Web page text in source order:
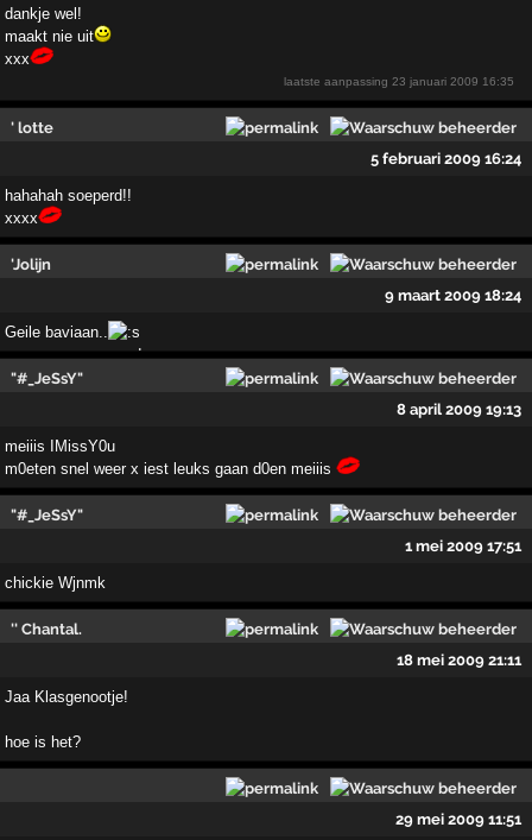
dankje wel!
maakt nie uit
xxx
laatste aanpassing23 januari 2009 16:35
' lotte
5 februari 2009 16:24
hahahah soeperd!!
xxxx
'Jolijn
9 maart 2009 18:24
Geile baviaan..
"#_JeSsY"
8 april 2009 19:13
meiiis IMissY0u
m0eten snel weer x iest leuks gaan d0en meiiis
"#_JeSsY"
1 mei 2009 17:51
chickie Wjnmk
'' Chantal.
18 mei 2009 21:11
Jaa Klasgenootje!
hoe is het?
29 mei 2009 11:51